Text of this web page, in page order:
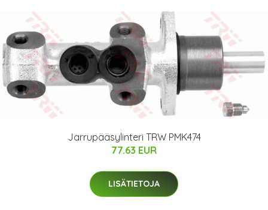
Jarrupääsylinteri TRW PMK474
77.63 EUR
LISÄTIETOJA